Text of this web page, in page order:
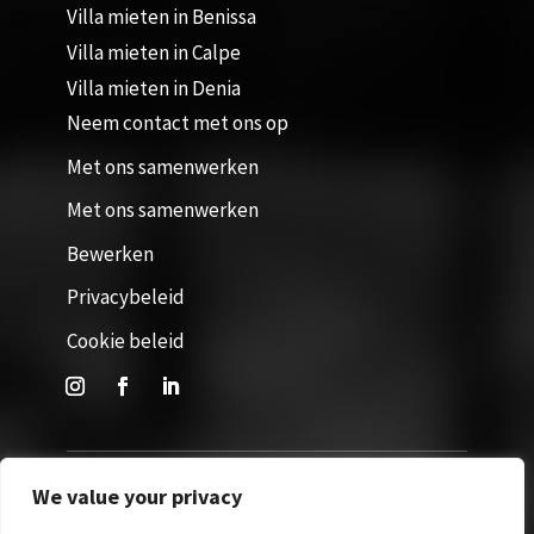
We value your privacy
Villa mieten in Benissa
Villa mieten in Calpe
Villa mieten in Denia
Neem contact met ons op
Met ons samenwerken
Met ons samenwerken
Bewerken
Privacybeleid
Cookie beleid
Website door 365Villas. Alle rechten voorbehouden © 2026